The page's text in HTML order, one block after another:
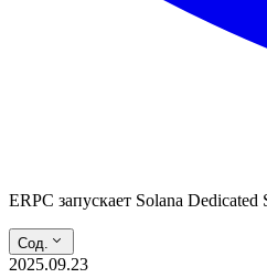
ERPC запускает Solana
Сод.
2025.09.23